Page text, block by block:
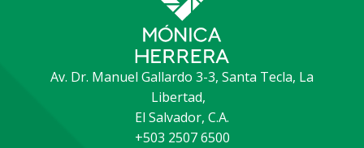
Av. Dr. Manuel Gallardo 3-3, Santa Tecla, La
Libertad,
El Salvador, C.A.
+503 2507 6500